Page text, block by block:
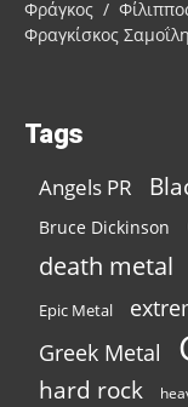
Φράγκος /
Φραγκίσκος
Tags
Angels PR
Bruce Dickinson
death metal
Epic Metal
Greek Metal
hard rock